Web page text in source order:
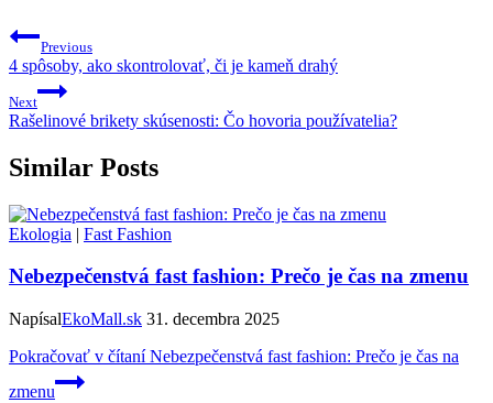
Previous
4 spôsoby, ako skontrolovať, či je kameň drahý
Next
Rašelinové brikety skúsenosti: Čo hovoria používatelia?
Similar Posts
Ekologia | Fast Fashion
Nebezpečenstvá fast fashion: Prečo je čas na zmenu
NapísalEkoMall.sk 31. decembra 2025
Pokračovať v čítaníNebezpečenstvá fast fashion: Prečo je čas na
zmenu